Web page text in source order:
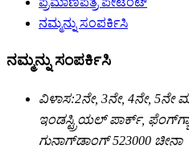
ನಮ್ಮನ್ನು ಸಂಪರ್ಕಿಸಿ
ನಮ್ಮನ್ನು ಸಂಪರ್ಕಿಸಿ
ವಿಳಾಸ:2ನೇ, 3ನೇ, 4ನೇ,
ಇಂಡಸ್ಟ್ರಿಯಲ್ ಪಾರ್ಕ್,
ಗುನಾಗ್‌ಡಾಂಗ್ 523000 ಚೀನಾ